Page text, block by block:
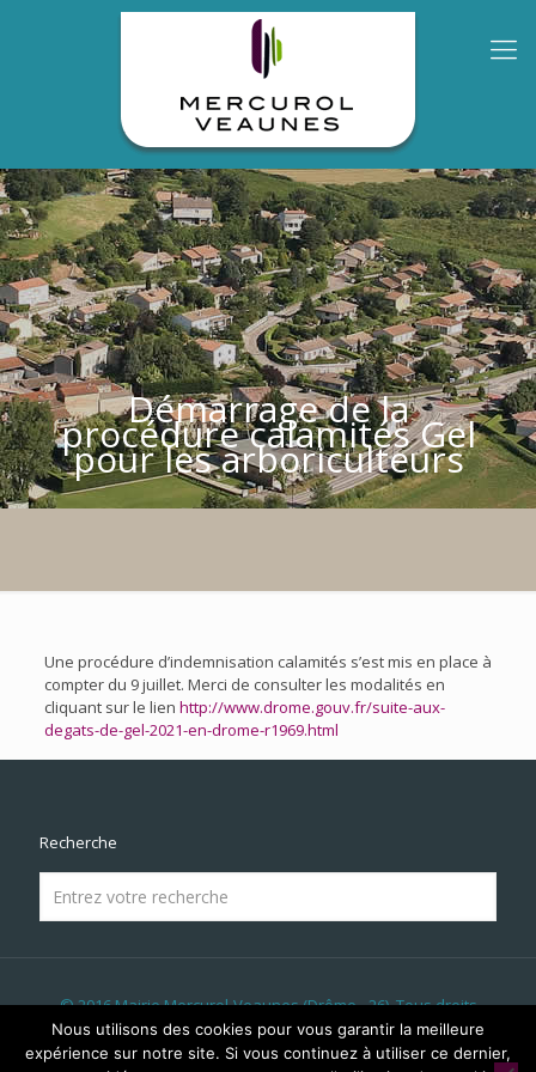
Démarrage de la
procédure calamités Gel
pour les arboriculteurs
Une procédure d’indemnisation calamités s’est mis en place à
compter du 9 juillet. Merci de consulter les modalités en
cliquant sur le lien http://www.drome.gouv.fr/suite-aux-
degats-de-gel-2021-en-drome-r1969.html
Recherche
© 2016 Mairie Mercurol-Veaunes (Drôme - 26). Tous droits
réservés | Réalisé parLICOM Développement|Mentions
Légales|RGPD|Liens & Partenaires|Panneau Lumineux|
Nous utilisons des cookies pour vous garantir la meilleure
expérience sur notre site. Si vous continuez à utiliser ce dernier,